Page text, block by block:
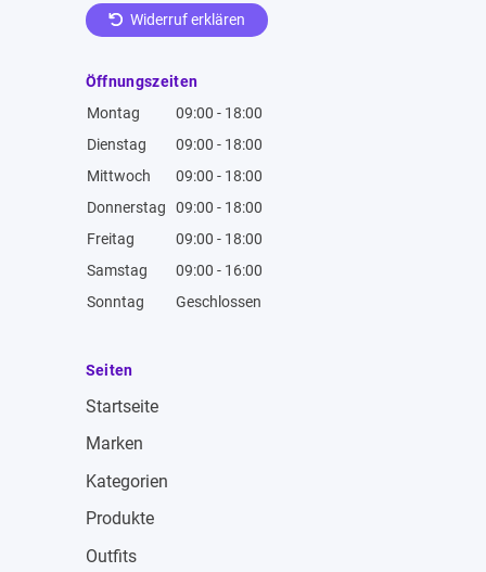
Widerruf erklären
Öffnungszeiten
Montag
09:00 - 18:00
Dienstag
09:00 - 18:00
Mittwoch
09:00 - 18:00
Donnerstag
09:00 - 18:00
Freitag
09:00 - 18:00
Samstag
09:00 - 16:00
Sonntag
Geschlossen
Seiten
Startseite
Marken
Kategorien
Produkte
Outfits